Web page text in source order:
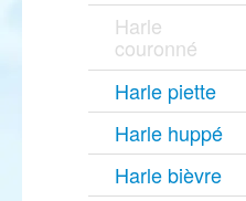
Harle
couronné
Harle piette
Harle huppé
Harle bièvre